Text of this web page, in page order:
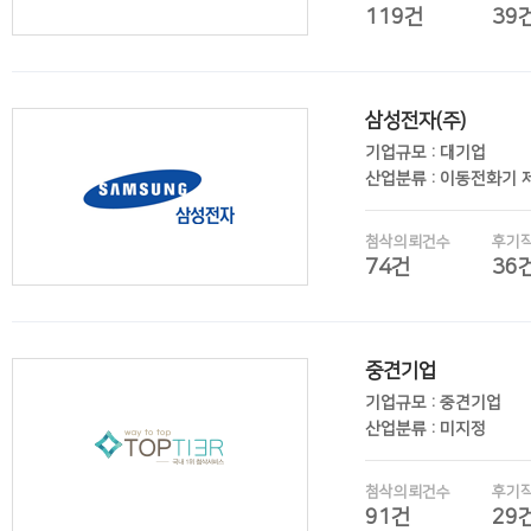
119건 39
삼성전자(주)
기업규모 : 대기업
산업분류 : 이동전화기
첨삭의뢰건수
74건
후기
36
중견기업
기업규모 : 중견기업
산업분류 : 미지정
첨삭의뢰건수
91건
후기
29